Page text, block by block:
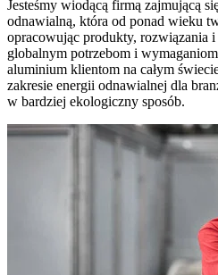
Jesteśmy wiodącą firmą zajmującą
odnawialną, która od ponad wieku
opracowując produkty, rozwiązania
globalnym potrzebom i
aluminium klientom na całym
zakresie energii odnawialnej dla
w bardziej ekologiczny sposób.